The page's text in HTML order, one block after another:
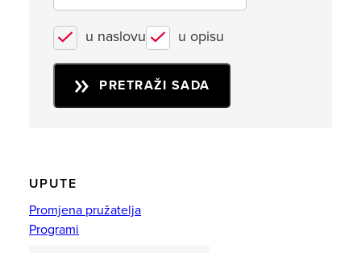
u naslovu u opisu
PRETRAŽI SADA
UPUTE
Promjena pružatelja
Programi